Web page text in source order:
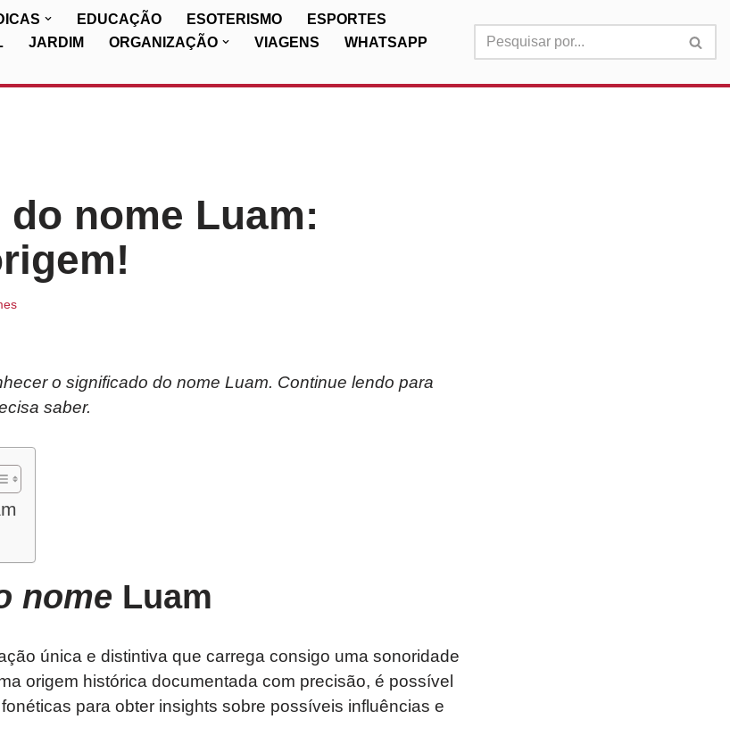
EDUCAÇÃO ESOTERISMO
ESPORTES
JARDIM ORGANIZAÇÃO VIAGENS
WHATSAPP
nome Luam:
o significado do nome Luam. Continue lendo para
saber.
nome Luam
única e distintiva que carrega consigo uma sonoridade
origem histórica documentada com precisão, é possível
para obter insights sobre possíveis influências e